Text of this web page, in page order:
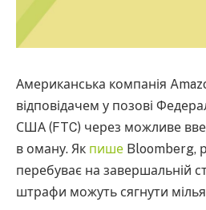
Американська компанія
відповідачем у позові
США (FTC) через можливе
в оману. Як пише Bloomberg,
перебуває на завершальній
штрафи можуть сягнути